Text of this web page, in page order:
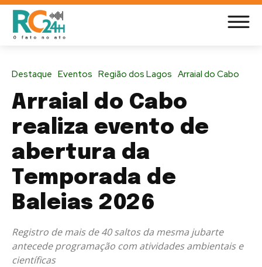
Destaque Eventos Região dos Lagos Arraial do Cabo
Arraial do Cabo
realiza evento de
abertura da
Temporada de
Baleias 2026
Registro de mais de 40 saltos da mesma jubarte
antecede programação com atividades ambientais e
científicas